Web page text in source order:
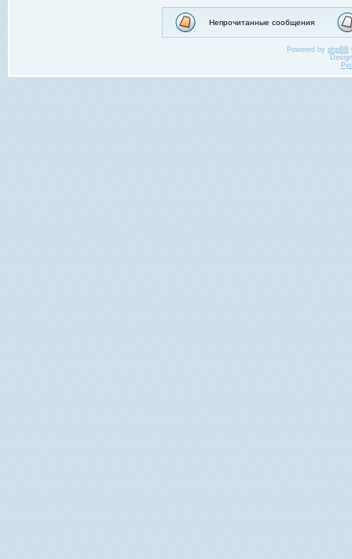
Непрочитанные сообщения
Powered by phpBB